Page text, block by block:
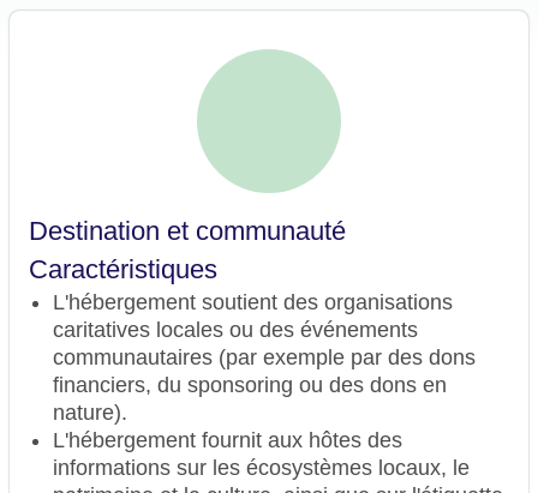
Destination et communauté
Caractéristiques
L'hébergement soutient des organisations
caritatives locales ou des événements
communautaires (par exemple par des dons
financiers, du sponsoring ou des dons en
nature).
L'hébergement fournit aux hôtes des
informations sur les écosystèmes locaux, le